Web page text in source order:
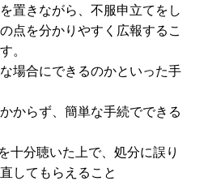
置きながら、不服申立てをし
点を分かりやすく広報するこ
。
場合にできるのかといった手
からず、簡単な手続でできる
十分聴いた上で、処分に誤り
してもらえること